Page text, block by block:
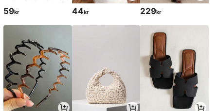
59kr 44kr 229kr